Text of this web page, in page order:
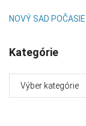
NOVÝ SAD POČASIE
Kategórie